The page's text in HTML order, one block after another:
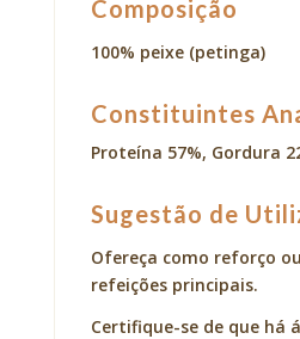
Composição
100% peixe (petinga)
Constituintes
Proteína 57%, Gordura
Sugestão de
Ofereça como reforço
refeições principais.
Certifique-se de que há